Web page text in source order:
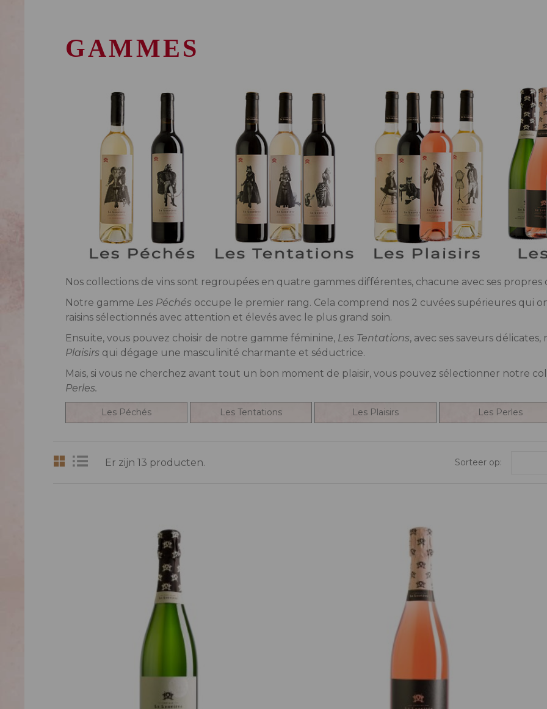
GAMMES
Nos collections de vins sont regroupées en quatre gammes différentes, chacune avec ses propres
Notre gamme Les Péchés occupe le premier rang. Cela comprend nos 2 cuvées supérieures qui
raisins sélectionnés avec attention et élevés avec le plus grand soin.
Ensuite, vous pouvez choisir de notre gamme féminine, Les Tentations, avec ses saveurs
Plaisirs qui dégage une masculinité charmante et séductrice.
Mais, si vous ne cherchez avant tout un bon moment de plaisir, vous pouvez sélectionner notre
Perles.
Les Péchés Les Tentations Les Plaisirs Les Perles
Er zijn 13 producten. Sorteer op: